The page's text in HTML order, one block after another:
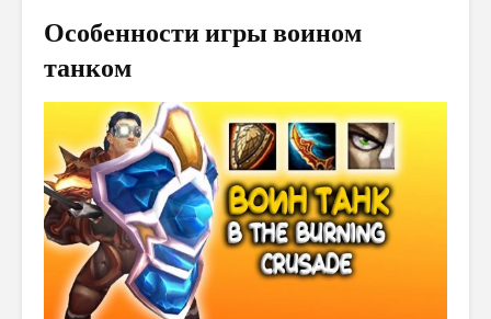
Особенности игры воином
танком